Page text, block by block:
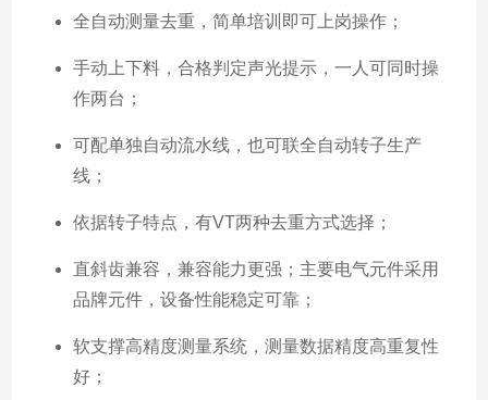
全自动测量去重，简单培训即可上岗操作；
手动上下料，合格判定声光提示，一人可同时操
作两台；
可配单独自动流水线，也可联全自动转子生产
线；
依据转子特点，有VT两种去重方式选择；
直斜齿兼容，兼容能力更强；主要电气元件采用
品牌元件，设备性能稳定可靠；
软支撑高精度测量系统，测量数据精度高重复性
好；